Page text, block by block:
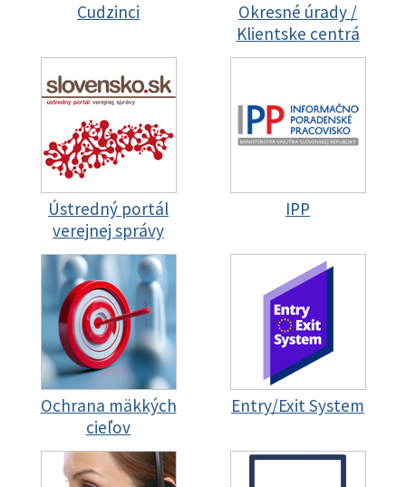
Cudzinci
Okresné úrady /
Klientske centrá
Ústredný portál
verejnej správy
IPP
Ochrana mäkkých
cieľov
Entry/Exit System